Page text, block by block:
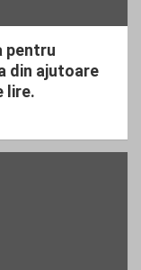
pentru
din ajutoare
lire.